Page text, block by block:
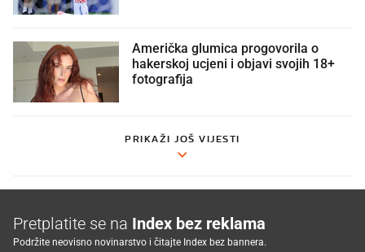
Američka glumica progovorila o
hakerskoj ucjeni i objavi svojih 18+
fotografija
PRIKAŽI JOŠ VIJESTI
Pretplatite se na Index bez reklama
Podržite neovisno novinarstvo i čitajte Index bez bannera.